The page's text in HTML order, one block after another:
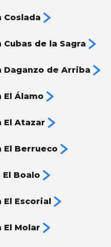
Coslada
de la Sagra
Daganzo de Arriba
El Álamo
El Atazar
El Berrueco
Boalo
Escorial
El Molar